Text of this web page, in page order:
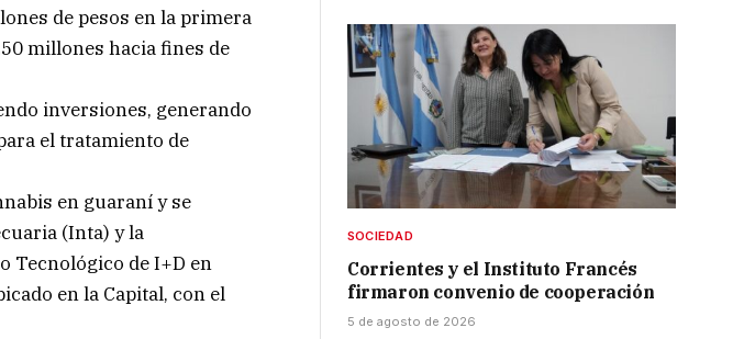
de pesos en la primera
millones hacia fines de
inversiones, generando
el tratamiento de
en guaraní y se
(Inta) y la
Tecnológico de I+D en
en la Capital, con el
SOCIEDAD
Corrientes y el Instituto Francés
firmaron convenio de cooperación
5 de agosto de 2026